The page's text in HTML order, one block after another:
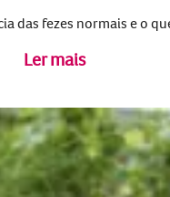
das fezes normais e o
Ler mais